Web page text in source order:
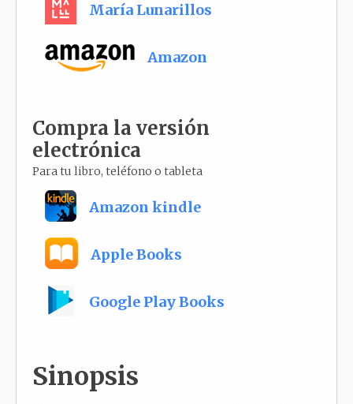
María Lunarillos
Amazon
Compra la versión
electrónica
Para tu libro, teléfono o tableta
Amazon kindle
Apple Books
Google Play Books
Sinopsis